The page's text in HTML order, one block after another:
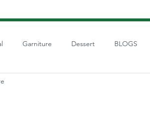
Garniture Dessert BLOGS